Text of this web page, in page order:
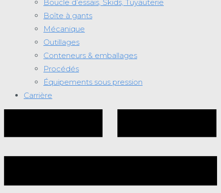
Boucle d’essais, Skids, Tuyauterie
Boîte à gants
Mécanique
Outillages
Conteneurs & emballages
Procédés
Équipements sous pression
Carrière